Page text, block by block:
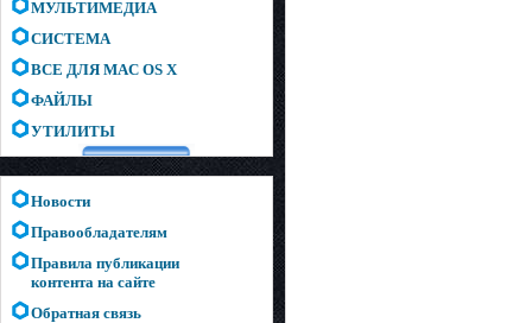
МУЛЬТИМЕДИА
СИСТЕМА
ВСЕ ДЛЯ MAC OS X
ФАЙЛЫ
УТИЛИТЫ
Новости
Правообладателям
Правила публикации
контента на сайте
Обратная связь